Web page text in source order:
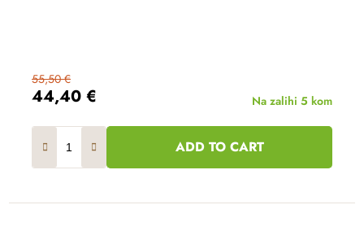
44,40 €
55,50 €
Na zalihi 5 kom
ADD TO CART